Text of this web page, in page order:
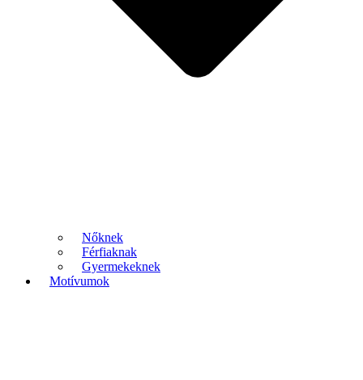
Nőknek
Férfiaknak
Gyermekeknek
Motívumok